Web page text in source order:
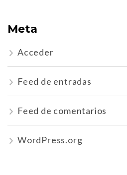
Meta
Acceder
Feed de entradas
Feed de comentarios
WordPress.org